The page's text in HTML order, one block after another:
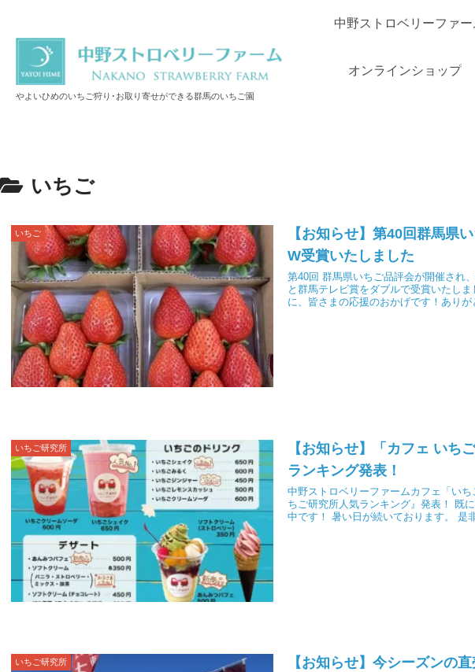
やよいひめのいちご狩り･お取り寄せができる群馬のいちご園
中野ストロベリーファ
オンラインショップ
いちご
いちご
【お知らせ】第40回群馬県
W受賞いたしました
第40回 群馬県いちご品評会が開催され
と群馬テレビ賞をダブルで受賞いたし
に、皆さまの応援のおかげです！ありが
いちご研究所
【お知らせ】「カフェ いち
ランキング発表！
中野ストロベリーファームカフェ「い
ちご研究所人気ランキング』発表！ 既
中です！ 暑い日が続いております。 是
いちご研究所
【お知らせ】今シーズンの